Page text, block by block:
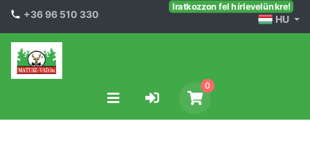
+36 96 510 330
Iratkozzon fel hírlevelünkre!
HU
0